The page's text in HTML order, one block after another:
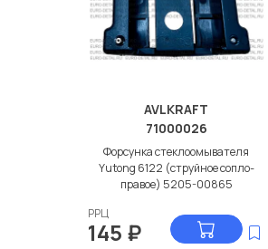
AVLKRAFT
71000026
Форсунка стеклоомывателя
Yutong 6122 (струйное сопло-
правое) 5205-00865
РРЦ
145 ₽